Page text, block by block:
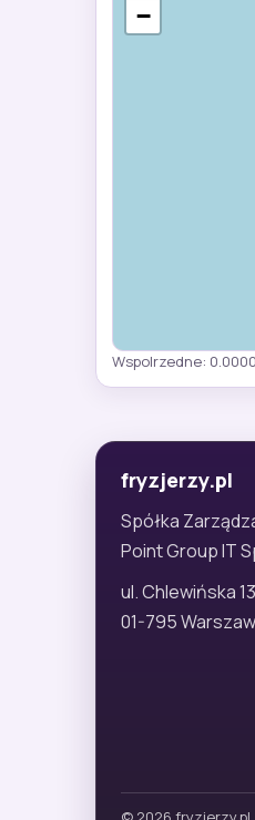
−
Wspolrzedne:
fryzjerzy.pl
Spółka
Point Group IT
ul. Chlewińska 13
01-795